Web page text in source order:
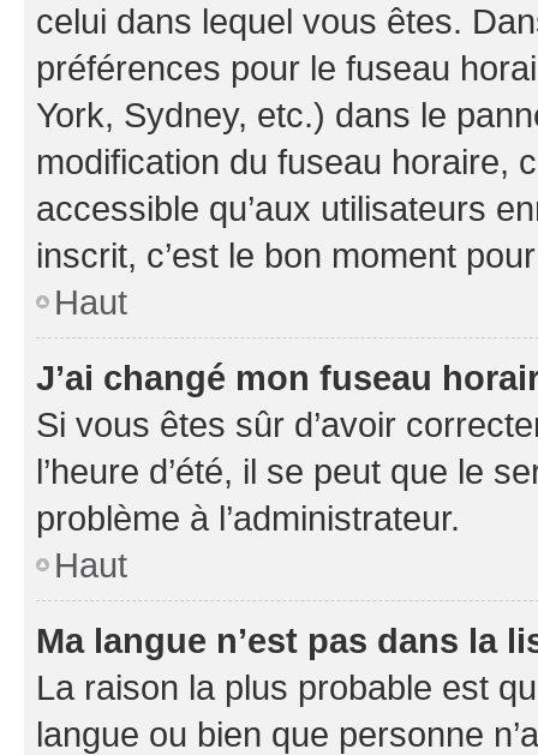
celui dans lequel vous êtes.
préférences pour le fuseau
York, Sydney, etc.) dans le
modification du fuseau horaire,
accessible qu’aux utilisateurs
inscrit, c’est le bon moment
Haut
J’ai changé mon fuseau
Si vous êtes sûr d’avoir
l’heure d’été, il se peut que le
problème à l’administrateur.
Haut
Ma langue n’est pas dans la
La raison la plus probable est
langue ou bien que personne